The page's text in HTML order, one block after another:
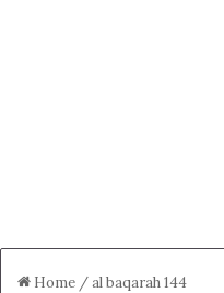
Home /al baqarah 144